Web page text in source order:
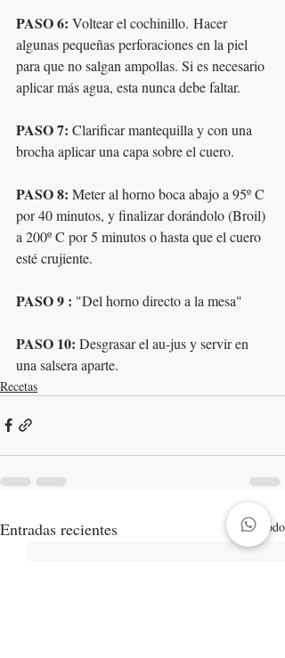
PASO 6: Voltear el cochinillo. Hacer
algunas pequeñas perforaciones en la piel
para que no salgan ampollas. Si es necesario
aplicar más agua, esta nunca debe faltar.
PASO 7: Clarificar mantequilla y con una
brocha aplicar una capa sobre el cuero.
PASO 8: Meter al horno boca abajo a 95º C
por 40 minutos, y finalizar dorándolo (Broil)
a 200º C por 5 minutos o hasta que el cuero
esté crujiente.
PASO 9 : "Del horno directo a la mesa"
PASO 10: Desgrasar el au-jus y servir en
una salsera aparte.
Recetas
Entradas recientes Ver todo